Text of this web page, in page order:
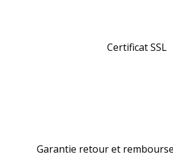
Certificat SSL
Garantie retour et